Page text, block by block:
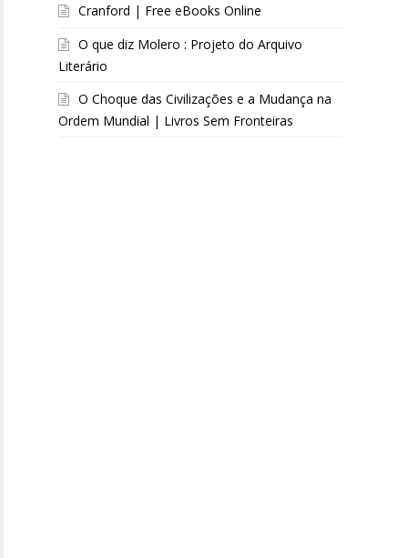
Cranford | Free eBooks Online
O que diz Molero : Projeto do Arquivo
Literário
O Choque das Civilizações e a Mudança na
Ordem Mundial | Livros Sem Fronteiras